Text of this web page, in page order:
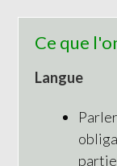
Ce que
Langue